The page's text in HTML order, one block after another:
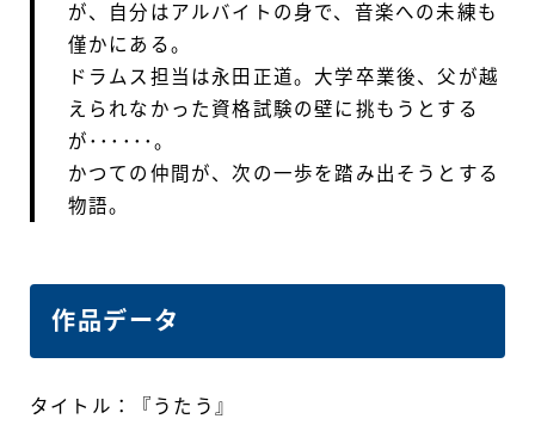
が、自分はアルバイトの身で、音楽への未練も
僅かにある。
ドラムス担当は永田正道。大学卒業後、父が越
えられなかった資格試験の壁に挑もうとする
が･･････。
かつての仲間が、次の一歩を踏み出そうとする
物語。
作品データ
タイトル：『うたう』